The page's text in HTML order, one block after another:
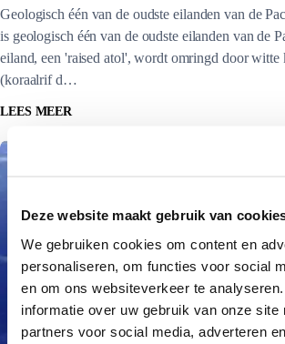
Deze website maakt gebruik van
We gebruiken cookies om content en
personaliseren, om functies voor social
en om ons websiteverkeer te
informatie over uw gebruik van onze site
partners voor social media, adverteren
Geologisch één van de oudste eilanden van de
is geologisch één van de oudste eilanden van de
eiland, een 'raised atol', wordt omringd door
(koraalrif d…
LEES MEER